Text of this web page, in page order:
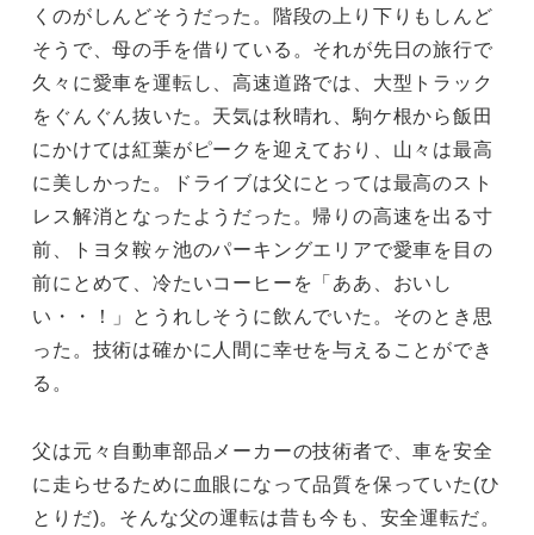
くのがしんどそうだった。階段の上り下りもしんど
そうで、母の手を借りている。それが先日の旅行で
久々に愛車を運転し、高速道路では、大型トラック
をぐんぐん抜いた。天気は秋晴れ、駒ケ根から飯田
にかけては紅葉がピークを迎えており、山々は最高
に美しかった。ドライブは父にとっては最高のスト
レス解消となったようだった。帰りの高速を出る寸
前、トヨタ鞍ヶ池のパーキングエリアで愛車を目の
前にとめて、冷たいコーヒーを「ああ、おいし
い・・！」とうれしそうに飲んでいた。そのとき思
った。技術は確かに人間に幸せを与えることができ
る。
父は元々自動車部品メーカーの技術者で、車を安全
に走らせるために血眼になって品質を保っていた(ひ
とりだ)。そんな父の運転は昔も今も、安全運転だ。